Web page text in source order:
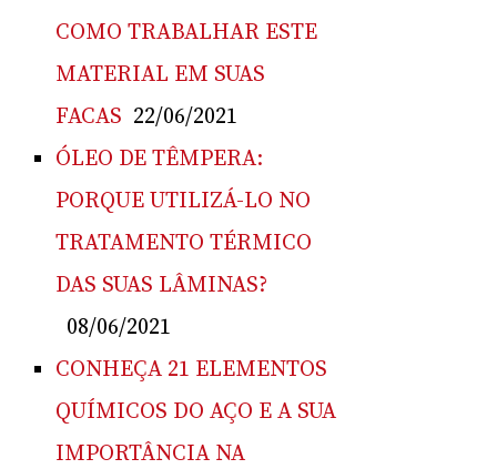
COMO TRABALHAR ESTE
MATERIAL EM SUAS
FACAS 22/06/2021
ÓLEO DE TÊMPERA:
PORQUE UTILIZÁ-LO NO
TRATAMENTO TÉRMICO
DAS SUAS LÂMINAS?
08/06/2021
CONHEÇA 21 ELEMENTOS
QUÍMICOS DO AÇO E A SUA
IMPORTÂNCIA NA